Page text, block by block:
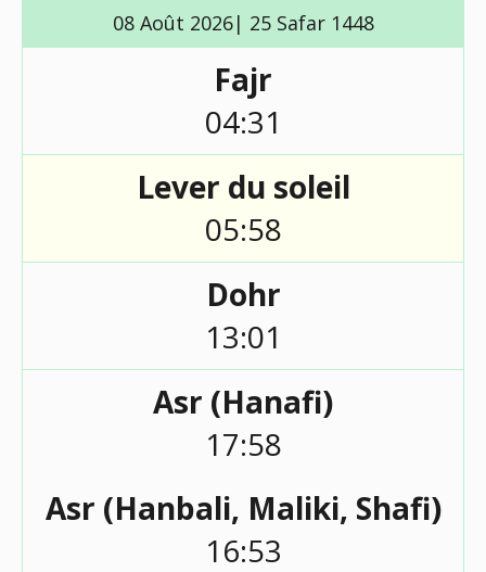
08 Août 2026| 25 Safar 1448
Fajr
04:31
Lever du soleil
05:58
Dohr
13:01
Asr (Hanafi)
17:58
Asr (Hanbali, Maliki, Shafi)
16:53